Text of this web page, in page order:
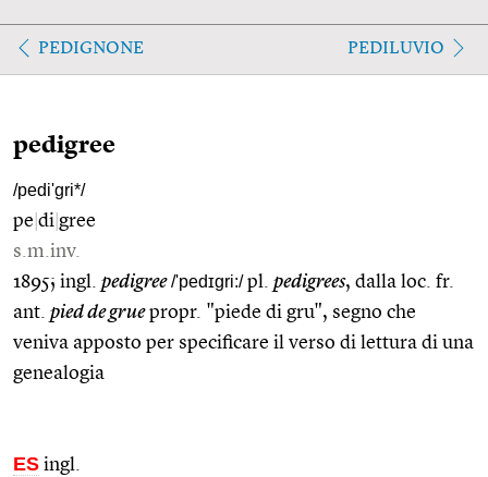
PEDIGNONE PEDILUVIO
pedigree
/pedi'gri*/
pe di gree
s.m.inv.
1895; ingl. pedigree /'pedɪgri:/pl. pedigrees, dalla loc. fr.
ant. pied de gruepropr. "piede di gru", segno che
veniva apposto per specificare il verso di lettura di una
genealogia
ES ingl.